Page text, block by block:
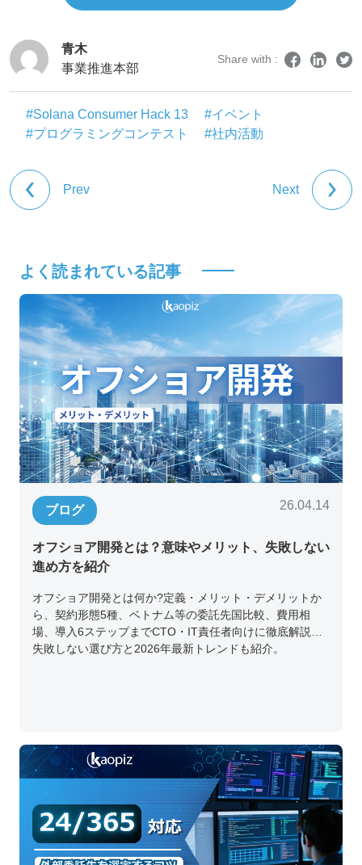
青木
事業推進本部
Share with :
#Solana Consumer Hack 13
#イベント
#プログラミングコンテスト
#社内活動
Prev Next
よく読まれている記事
ブログ 26.04.14
オフショア開発とは？意味やメリット、失敗しない
進め方を紹介
オフショア開発とは何か?定義・メリット・デメリットか
ら、契約形態5種、ベトナム等の委託先国比較、費用相
場、導入6ステップまでCTO・IT責任者向けに徹底解説。
失敗しない選び方と2026年最新トレンドも紹介。